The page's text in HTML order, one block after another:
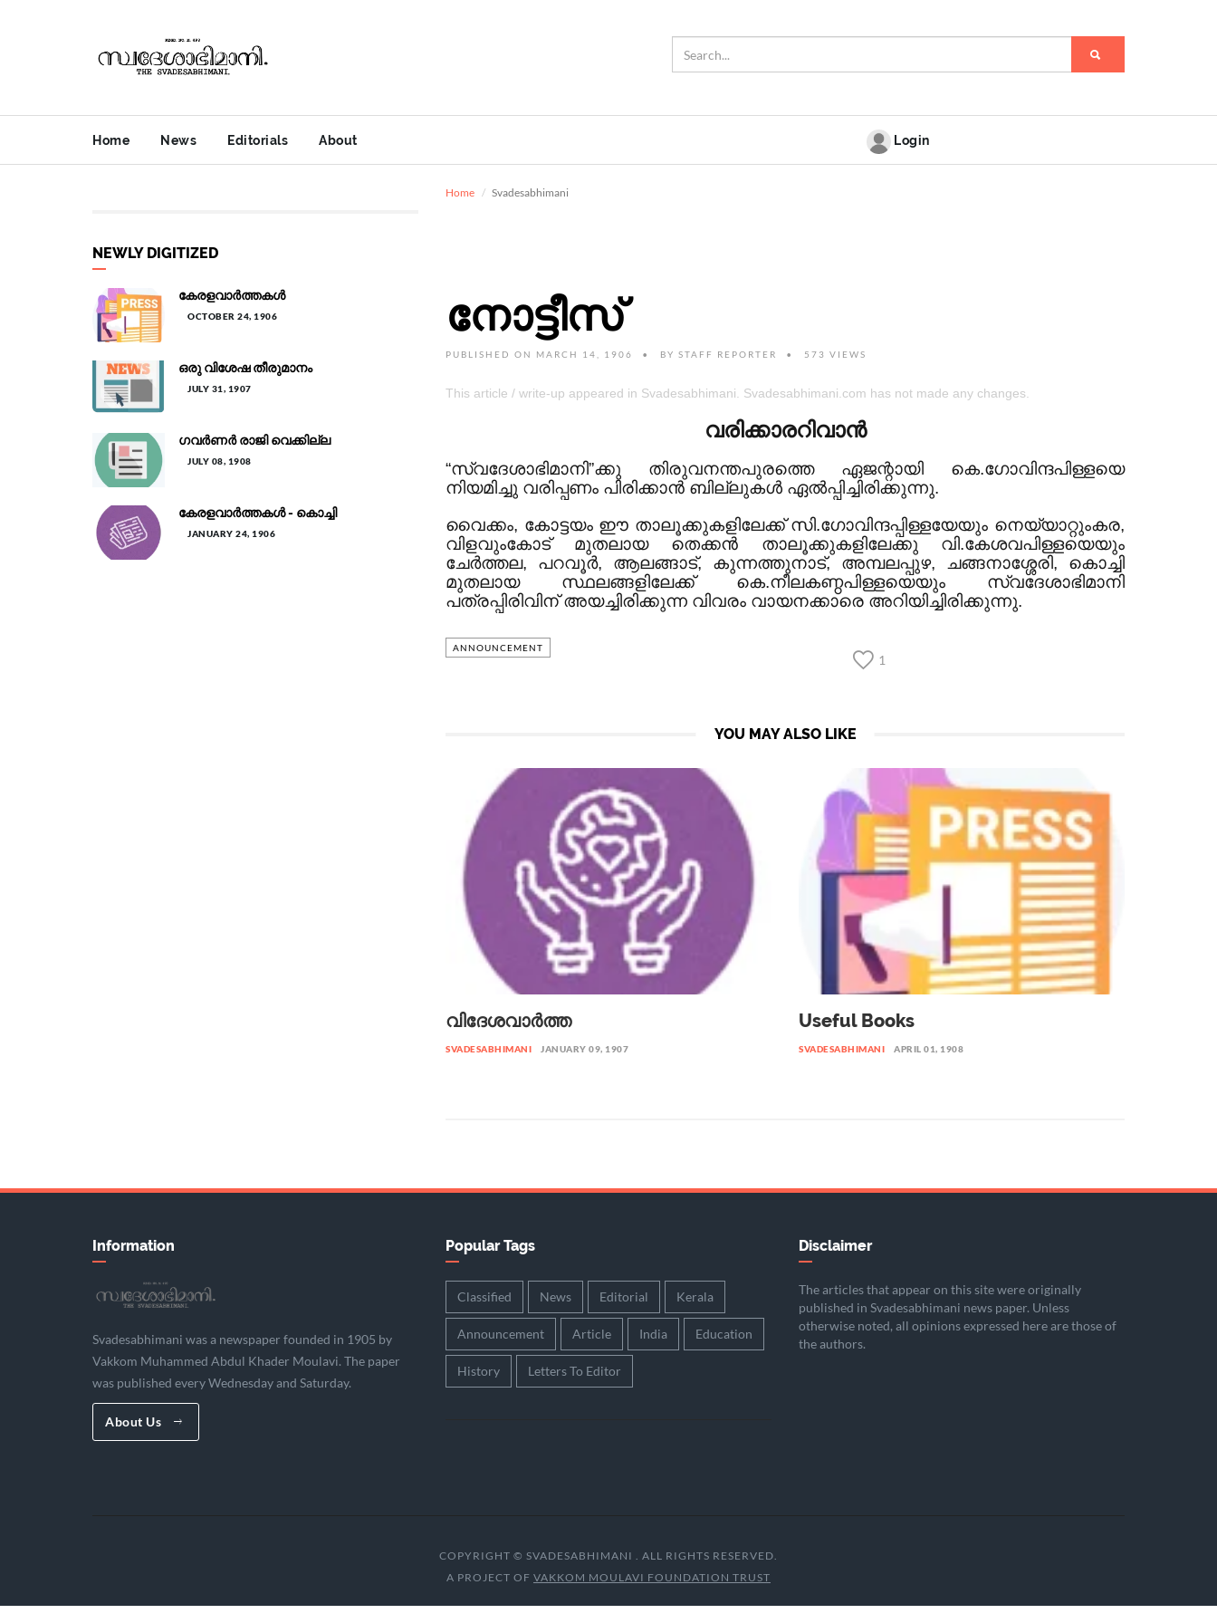
Home News Editorials About Login
NEWLY DIGITIZED
കേരളവാർത്തകൾ
OCTOBER 24, 1906
ഒരു വിശേഷ തീരുമാനം
JULY 31, 1907
ഗവർണർ രാജി വെക്കില്ല
JULY 08, 1908
കേരളവാർത്തകൾ - കൊച്ചി
JANUARY 24, 1906
Home Svadesabhimani
നോട്ടീസ്
PUBLISHED ON MARCH 14, 1906 BY STAFF REPORTER 573 VIEWS
This article / write-up appeared in Svadesabhimani. Svadesabhimani.com has not made any changes.
വരിക്കാരറിവാൻ
“സ്വദേശാഭിമാനി”ക്കു തിരുവനന്തപുരത്തെ ഏജന്റായി കെ.ഗോവിന്ദപിള്ളയെ
നിയമിച്ചു വരിപ്പണം പിരിക്കാൻ ബില്ലുകൾ ഏൽപ്പിച്ചിരിക്കുന്നു.
വൈക്കം, കോട്ടയം ഈ താലൂക്കുകളിലേക്ക് സി.ഗോവിന്ദപ്പിള്ളയേയും നെയ്യാറ്റുംകര,
വിളവുംകോട് മുതലായ തെക്കൻ താലൂക്കുകളിലേക്കു വി.കേശവപിള്ളയെയും
ചേർത്തല, പറവൂർ, ആലങ്ങാട്, കുന്നത്തുനാട്, അമ്പലപ്പുഴ, ചങ്ങനാശ്ശേരി, കൊച്ചി
മുതലായ സ്ഥലങ്ങളിലേക്ക് കെ.നീലകണ്ഠപിള്ളയെയും സ്വദേശാഭിമാനി
പത്രപ്പിരിവിന് അയച്ചിരിക്കുന്ന വിവരം വായനക്കാരെ അറിയിച്ചിരിക്കുന്നു.
ANNOUNCEMENT
1
YOU MAY ALSO LIKE
വിദേശവാർത്ത
SVADESABHIMANI JANUARY 09, 1907
Useful Books
SVADESABHIMANI APRIL 01, 1908
Information
Svadesabhimani was a newspaper founded in 1905 by
Vakkom Muhammed Abdul Khader Moulavi. The paper
was published every Wednesday and Saturday.
About Us
Popular Tags
Classified News Editorial Kerala
Announcement Article India Education
History Letters To Editor
Disclaimer
The articles that appear on this site were originally
published in Svadesabhimani news paper. Unless
otherwise noted, all opinions expressed here are those of
the authors.
COPYRIGHT © SVADESABHIMANI . ALL RIGHTS RESERVED.
A PROJECT OF VAKKOM MOULAVI FOUNDATION TRUST